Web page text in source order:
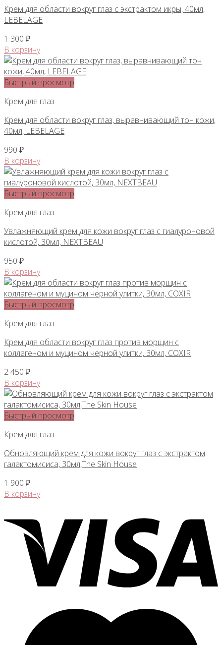
Крем для области вокруг глаз с экстрактом икры, 40мл,
LEBELAGE
1 300 ₽
В корзину
Быстрый просмотр
Крем для глаз
Крем для области вокруг глаз, выравнивающий тон кожи,
40мл, LEBELAGE
990 ₽
В корзину
Быстрый просмотр
Крем для глаз
Увлажняющий крем для кожи вокруг глаз с гиалуроновой
кислотой, 30мл, NEXTBEAU
950 ₽
В корзину
Быстрый просмотр
Крем для глаз
Крем для области вокруг глаз против морщин с
коллагеном и муцином черной улитки, 30мл, COXIR
2 450 ₽
В корзину
Быстрый просмотр
Крем для глаз
Обновляющий крем для кожи вокруг глаз с экстрактом
галактомисиса, 30мл,The Skin House
1 900 ₽
В корзину